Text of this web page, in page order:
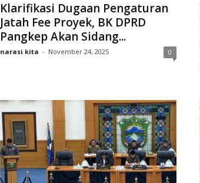
Klarifikasi Dugaan Pengaturan
Jatah Fee Proyek, BK DPRD
Pangkep Akan Sidang...
narasi kita - November 24, 2025 0